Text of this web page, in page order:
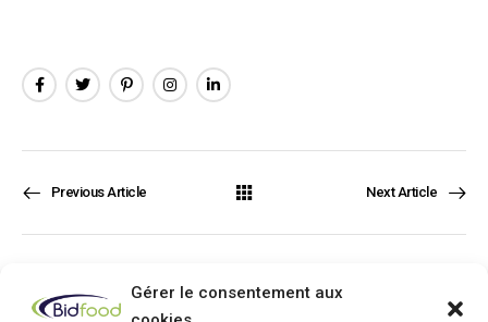
Gérer le consentement aux
Previous Article Next Article